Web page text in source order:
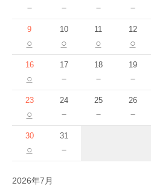
－ － － －
9
○
10
○
11
○
12
○
16
○
17
－
18
－
19
－
23
○
24
－
25
－
26
－
30
○
31
－
2026年7月